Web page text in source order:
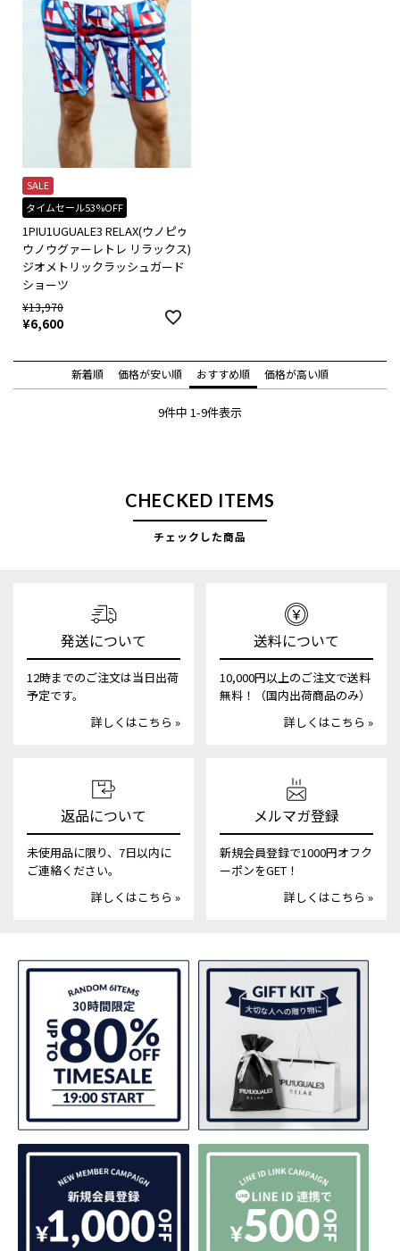
SALE
タイムセール53%OFF
1PIU1UGUALE3 RELAX(ウノピゥ
ウノウグァーレトレ リラックス)
ジオメトリックラッシュガード
ショーツ
¥13,970
¥6,600
新着順 価格が安い順 おすすめ順 価格が高い順
9件中 1-9件表示
CHECKED ITEMS
チェックした商品
発送について
12時までのご注文は当日出荷
予定です。
詳しくはこちら »
送料について
10,000円以上のご注文で送料
無料！（国内出荷商品のみ）
詳しくはこちら »
返品について
未使用品に限り、7日以内に
ご連絡ください。
詳しくはこちら »
メルマガ登録
新規会員登録で1000円オフク
ーポンをGET！
詳しくはこちら »